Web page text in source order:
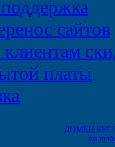
поддержка
сайтов
платы
ДОМЕН
по